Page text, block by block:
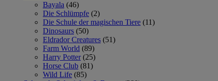
Bayala (46)
Die Schlümpfe (2)
Die Schule der magischen Tiere (11)
Dinosaurs (50)
Eldrador Creatures (51)
Farm World (89)
Harry Potter (25)
Horse Club (81)
Wild Life (85)